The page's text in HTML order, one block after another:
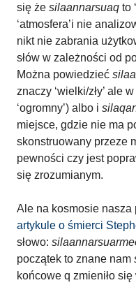
się że silaannarsuaq to
‘atmosfera’i nie
nikt nie zabrania
słów w zależności od
Można powiedzieć
znaczy ‘wielki/zły’ ale
‘ogromny’) albo i
miejsce, gdzie nie ma
skonstruowany przeze
pewności czy jest
się zrozumianym.
Ale na kosmosie nasza
artykule o śmierci
słowo:
początek to znane nam
końcowe q zmieniło się